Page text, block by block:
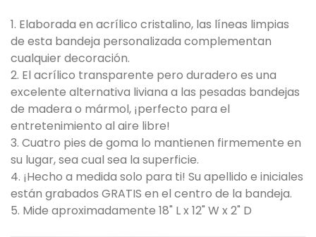
1. Elaborada en acrílico cristalino, las líneas limpias
de esta bandeja personalizada complementan
cualquier decoración.
2. El acrílico transparente pero duradero es una
excelente alternativa liviana a las pesadas bandejas
de madera o mármol, ¡perfecto para el
entretenimiento al aire libre!
3. Cuatro pies de goma lo mantienen firmemente en
su lugar, sea cual sea la superficie.
4. ¡Hecho a medida solo para ti! Su apellido e iniciales
están grabados GRATIS en el centro de la bandeja.
5. Mide aproximadamente 18" L x 12" W x 2" D